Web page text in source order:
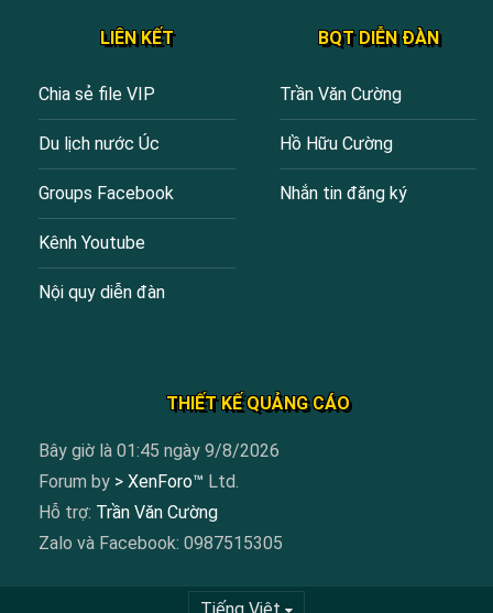
LIÊN KẾT
Chia sẻ file VIP
Du lịch nước Úc
Groups Facebook
Kênh Youtube
Nội quy diễn đàn
BQT DIỄN ĐÀN
Trần Văn Cường
Hồ Hữu Cường
Nhắn tin đăng ký
THIẾT KẾ QUẢNG CÁO
Bây giờ là 01:45 ngày 9/8/2026
Forum by > XenForo™ Ltd.
Hỗ trợ: Trần Văn Cường
Zalo và Facebook: 0987515305